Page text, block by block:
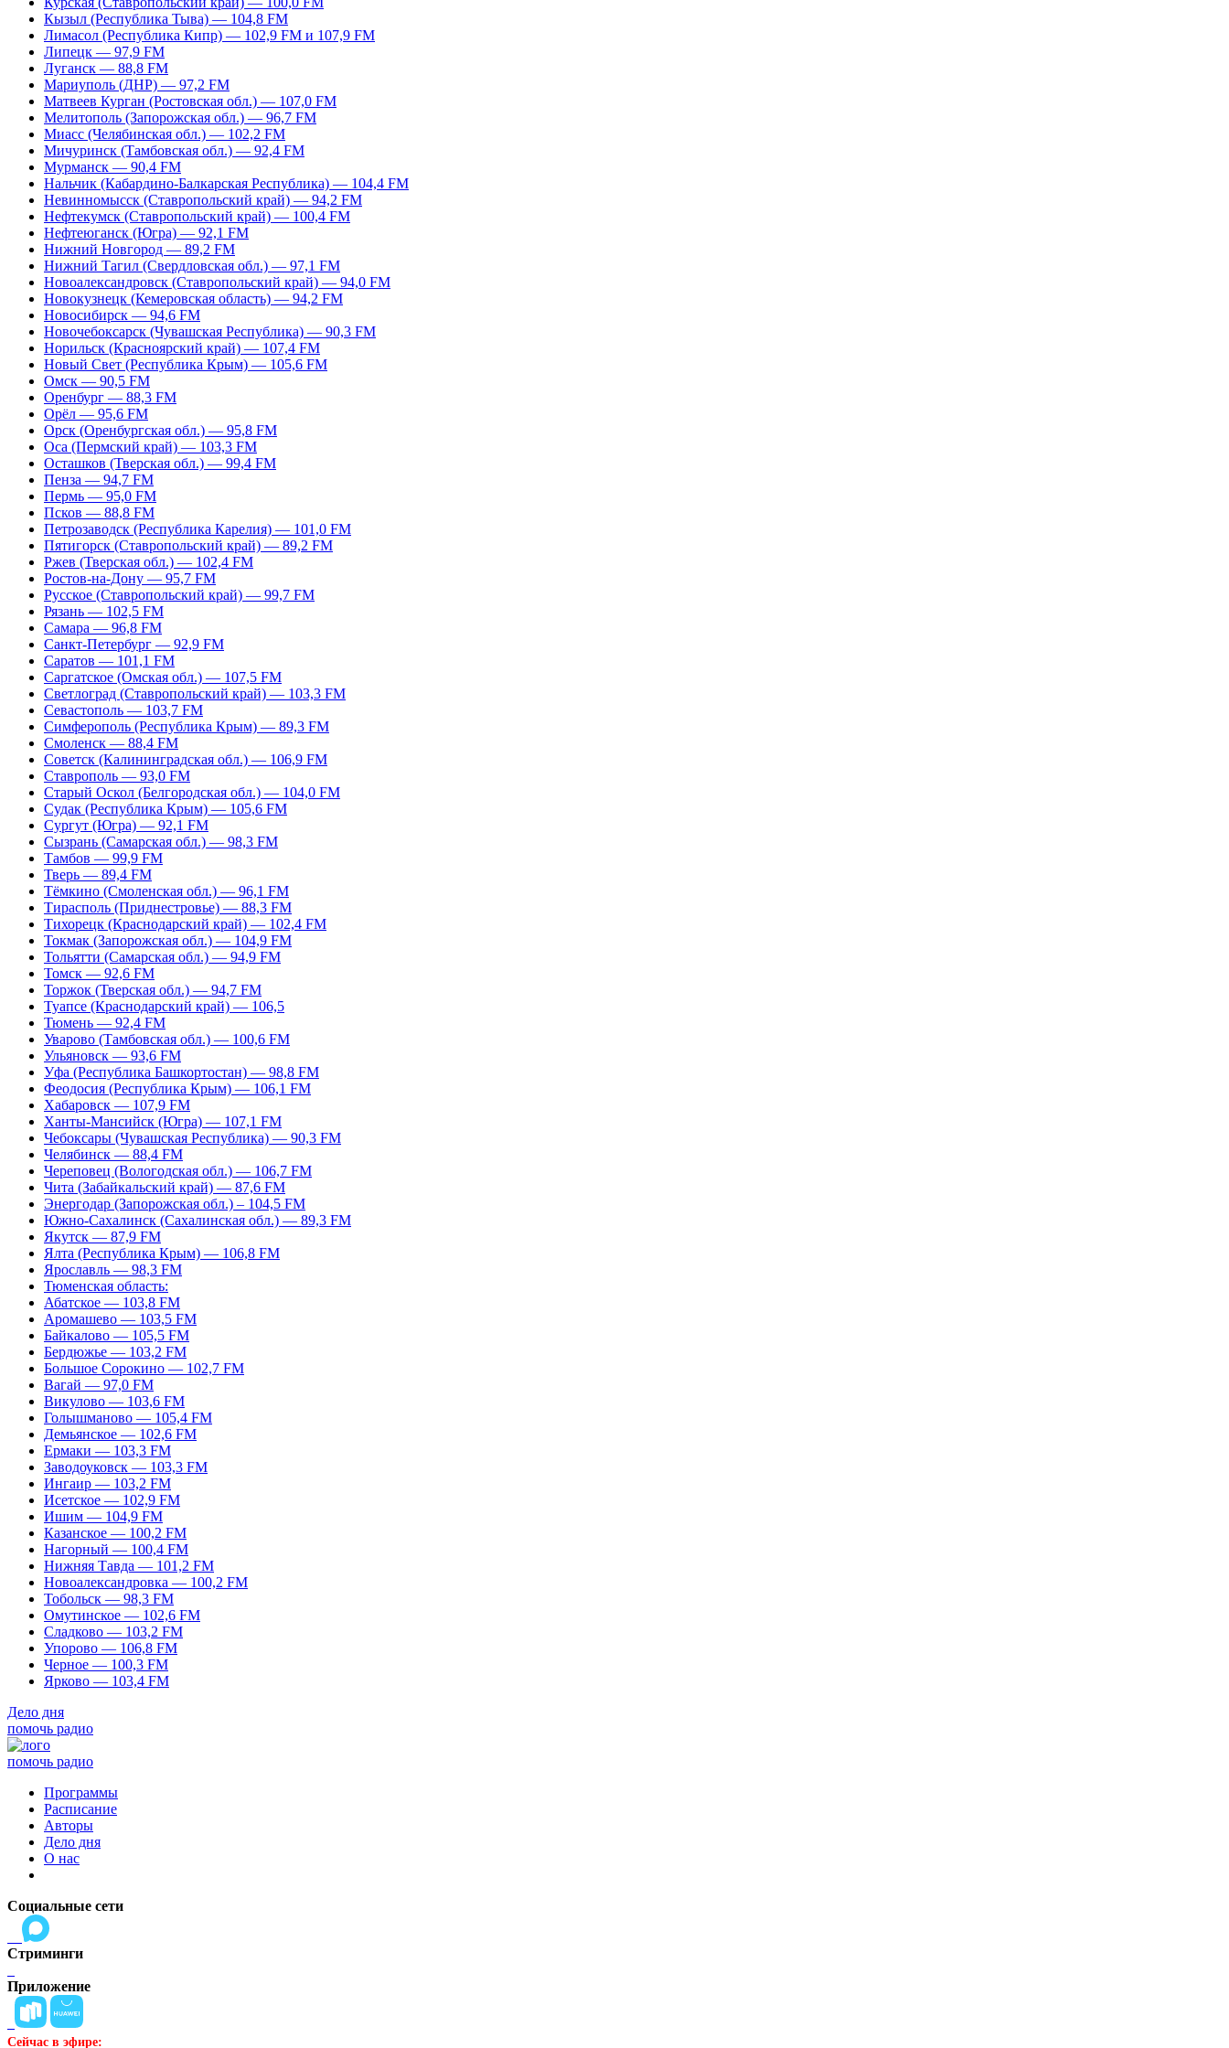
Кызыл (Республика Тыва) — 104,8 FM
Лимасол (Республика Кипр) — 102,9 FM и 107,9 FM
Липецк — 97,9 FM
Луганск — 88,8 FM
Мариуполь (ДНР) — 97,2 FM
Матвеев Курган (Ростовская обл.) — 107,0 FM
Мелитополь (Запорожская обл.) — 96,7 FM
Миасс (Челябинская обл.) — 102,2 FM
Мичуринск (Тамбовская обл.) — 92,4 FM
Мурманск — 90,4 FM
Нальчик (Кабардино-Балкарская Республика) — 104,4 FM
Невинномысск (Ставропольский край) — 94,2 FM
Нефтекумск (Ставропольский край) — 100,4 FM
Нефтеюганск (Югра) — 92,1 FM
Нижний Новгород — 89,2 FM
Нижний Тагил (Свердловская обл.) — 97,1 FM
Новоалександровск (Ставропольский край) — 94,0 FM
Новокузнецк (Кемеровская область) — 94,2 FM
Новосибирск — 94,6 FM
Новочебоксарск (Чувашская Республика) — 90,3 FM
Норильск (Красноярский край) — 107,4 FM
Новый Свет (Республика Крым) — 105,6 FM
Омск — 90,5 FM
Оренбург — 88,3 FM
Орёл — 95,6 FM
Орск (Оренбургская обл.) — 95,8 FM
Оса (Пермский край) — 103,3 FM
Осташков (Тверская обл.) — 99,4 FM
Пенза — 94,7 FM
Пермь — 95,0 FM
Псков — 88,8 FM
Петрозаводск (Республика Карелия) — 101,0 FM
Пятигорск (Ставропольский край) — 89,2 FM
Ржев (Тверская обл.) — 102,4 FM
Ростов-на-Дону — 95,7 FM
Русское (Ставропольский край) — 99,7 FM
Рязань — 102,5 FM
Самара — 96,8 FM
Санкт-Петербург — 92,9 FM
Саратов — 101,1 FM
Саргатское (Омская обл.) — 107,5 FM
Светлоград (Ставропольский край) — 103,3 FM
Севастополь — 103,7 FM
Симферополь (Республика Крым) — 89,3 FM
Смоленск — 88,4 FM
Советск (Калининградская обл.) — 106,9 FM
Ставрополь — 93,0 FM
Старый Оскол (Белгородская обл.) — 104,0 FM
Судак (Республика Крым) — 105,6 FM
Сургут (Югра) — 92,1 FM
Сызрань (Самарская обл.) — 98,3 FM
Тамбов — 99,9 FM
Тверь — 89,4 FM
Тёмкино (Смоленская обл.) — 96,1 FM
Тирасполь (Приднестровье) — 88,3 FM
Тихорецк (Краснодарский край) — 102,4 FM
Токмак (Запорожская обл.) — 104,9 FM
Тольятти (Самарская обл.) — 94,9 FM
Томск — 92,6 FM
Торжок (Тверская обл.) — 94,7 FM
Туапсе (Краснодарский край) — 106,5
Тюмень — 92,4 FM
Уварово (Тамбовская обл.) — 100,6 FM
Ульяновск — 93,6 FM
Уфа (Республика Башкортостан) — 98,8 FM
Феодосия (Республика Крым) — 106,1 FM
Хабаровск — 107,9 FM
Ханты-Мансийск (Югра) — 107,1 FM
Чебоксары (Чувашская Республика) — 90,3 FM
Челябинск — 88,4 FM
Череповец (Вологодская обл.) — 106,7 FM
Чита (Забайкальский край) — 87,6 FM
Энергодар (Запорожская обл.) – 104,5 FM
Южно-Сахалинск (Сахалинская обл.) — 89,3 FM
Якутск — 87,9 FM
Ялта (Республика Крым) — 106,8 FM
Ярославль — 98,3 FM
Тюменская область:
Абатское — 103,8 FM
Аромашево — 103,5 FM
Байкалово — 105,5 FM
Бердюжье — 103,2 FM
Большое Сорокино — 102,7 FM
Вагай — 97,0 FM
Викулово — 103,6 FM
Голышманово — 105,4 FM
Демьянское — 102,6 FM
Ермаки — 103,3 FM
Заводоуковск — 103,3 FM
Ингаир — 103,2 FM
Исетское — 102,9 FM
Ишим — 104,9 FM
Казанское — 100,2 FM
Нагорный — 100,4 FM
Нижняя Тавда — 101,2 FM
Новоалександровка — 100,2 FM
Тобольск — 98,3 FM
Омутинское — 102,6 FM
Сладково — 103,2 FM
Упорово — 106,8 FM
Черное — 100,3 FM
Ярково — 103,4 FM
Дело дня
помочь радио
помочь радио
Программы
Расписание
Авторы
Дело дня
О нас
Социальные сети
Стриминги
Приложение
Сейчас в эфире: